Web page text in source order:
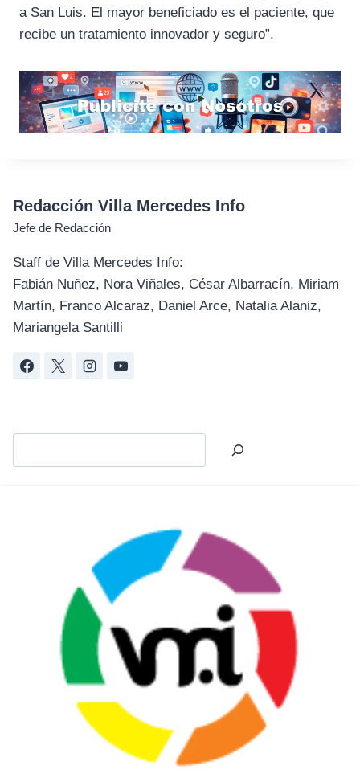
a San Luis. El mayor beneficiado es el paciente, que
recibe un tratamiento innovador y seguro”.
Redacción Villa Mercedes Info
Jefe de Redacción
Staff de Villa Mercedes Info:
Fabián Nuñez, Nora Viñales, César Albarracín, Miriam
Martín, Franco Alcaraz, Daniel Arce, Natalia Alaniz,
Mariangela Santilli